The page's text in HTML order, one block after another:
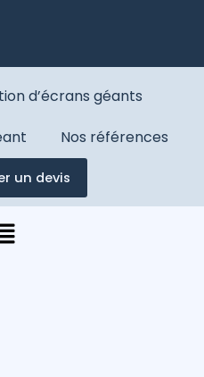
d’écrans géants
Nos références
un devis